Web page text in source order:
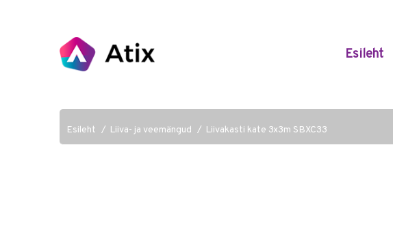
Esileht
Esileht Liiva- ja veemängud Liivakasti kate 3x3m SBXC33